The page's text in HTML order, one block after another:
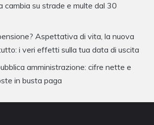
cambia su strade e multe dal 30
Aspettativa di vita, la nuova
i veri effetti sulla tua data di uscita
amministrazione: cifre nette e
in busta paga